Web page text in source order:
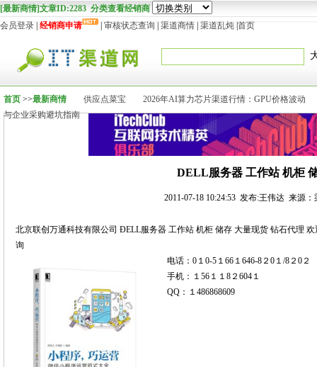
[最新商情]文章ID:2283 分类查看经销商
会员登录 经销商申请 审核状态查询 渠道商情 渠道乱炖 首页
首页 >>最新商情 供应点菜宝
2026年AI算力芯片渠道行情：GPU价格波动
与企业采购避坑指南
DELL服务器 工作站 机柜
2011-07-18 10:24:53 发布:王伟达 来源：
北京联创万通科技有限公司 ÐELL服务器 工作站 机柜 储存 大量现货 钻石代理 欢
询
电话：0１0-5１66１646-8２0１/8２0２
手机：１56１１8２604１
QQ：１486868609